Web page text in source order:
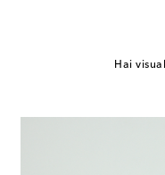
Hai